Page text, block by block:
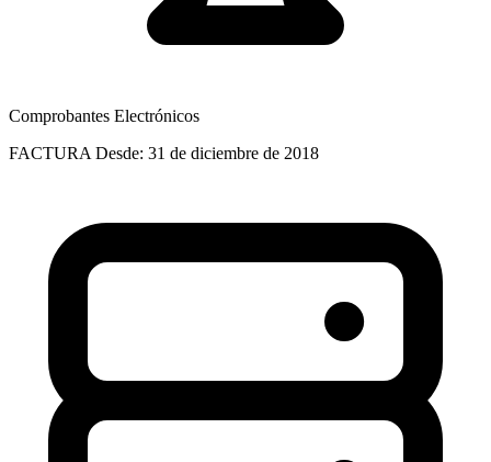
Comprobantes Electrónicos
FACTURA Desde: 31 de diciembre de 2018